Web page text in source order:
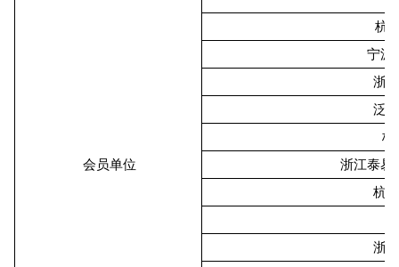
会员单位
杭
宁波
浙
泛
杭
浙江泰易
杭
浙